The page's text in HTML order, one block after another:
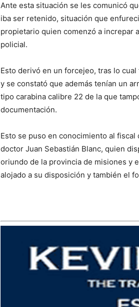
Ante esta situación se les comunicó
iba ser retenido, situación que
propietario quien comenzó a increpar
policial.
Esto derivó en un forcejeo, tras lo
y se constató que además tenían un
tipo carabina calibre 22 de la que
documentación.
Esto se puso en conocimiento al fiscal
doctor Juan Sebastián Blanc, quien
oriundo de la provincia de misiones y
alojado a su disposición y también el